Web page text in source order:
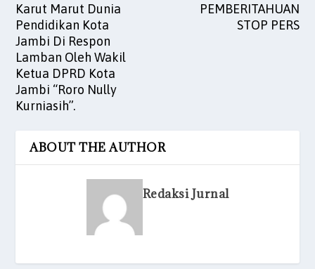
Karut Marut Dunia
Pendidikan Kota
Jambi Di Respon
Lamban Oleh Wakil
Ketua DPRD Kota
Jambi “Roro Nully
Kurniasih”.
PEMBERITAHUAN
STOP PERS
ABOUT THE AUTHOR
Redaksi Jurnal